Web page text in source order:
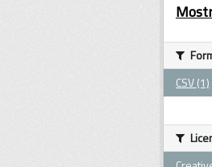
CSV (1)